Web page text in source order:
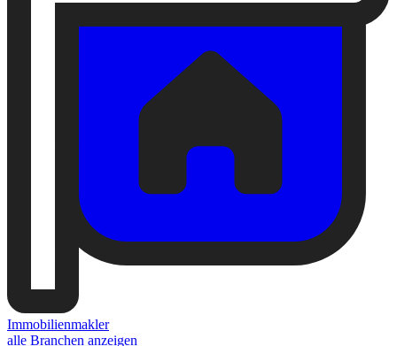
Immobilienmakler
alle Branchen anzeigen